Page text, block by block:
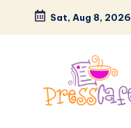
Skip
content
Sat, Aug 8, 2026